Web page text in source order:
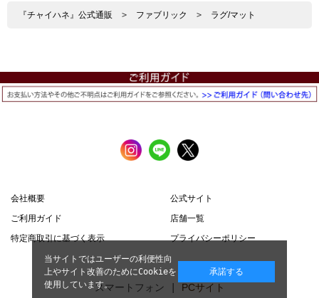
『チャイハネ』公式通販 > ファブリック > ラグ/マット
会社概要
公式サイト
ご利用ガイド
店舗一覧
特定商取引に基づく表示
プライバシーポリシー
スマートフォン | PCサイト
当サイトではユーザーの利便性向
上やサイト改善のためにCookieを
使用しています。
承諾する